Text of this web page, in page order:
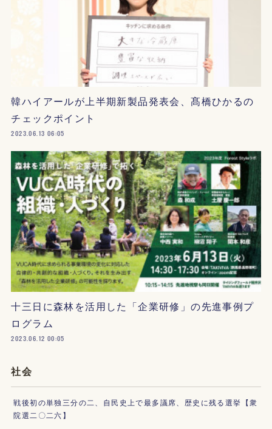
韓ハイアールが上半期新製品発表会、髙橋ひかるの
チェックポイント
2023.06.13 06:05
十三日に森林を活用した「企業研修」の先進事例プ
ログラム
2023.06.12 00:05
社会
戦後初の単独三分の二、自民史上で最多議席、歴史に残る選挙【衆
院選二〇二六】